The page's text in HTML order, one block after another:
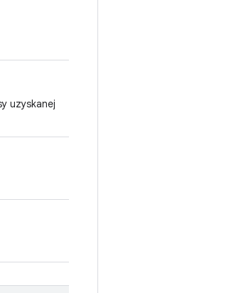
uzyskanej